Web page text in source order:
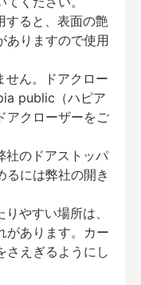
ると、表面の艶
ありますので使用
ん。ドアクロー
public（ハピア
アクローザーをご
のドアストッパ
るには弊社の開き
やすい場所は、
があります。カー
さえぎるようにし